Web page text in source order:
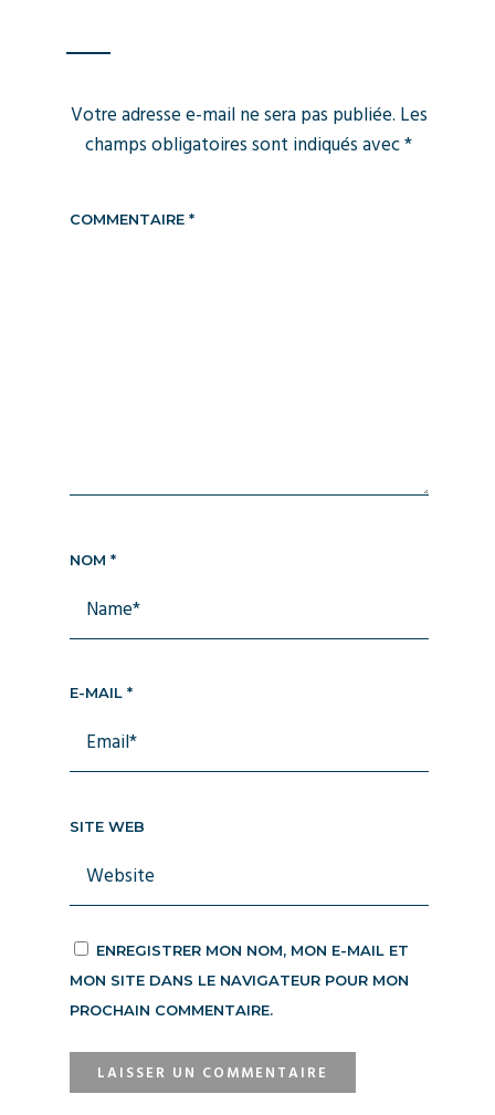
Votre adresse e-mail ne sera pas publiée. Les
champs obligatoires sont indiqués avec*
COMMENTAIRE *
NOM *
E-MAIL *
SITE WEB
ENREGISTRER MON NOM, MON E-MAIL ET
MON SITE DANS LE NAVIGATEUR POUR MON
PROCHAIN COMMENTAIRE.